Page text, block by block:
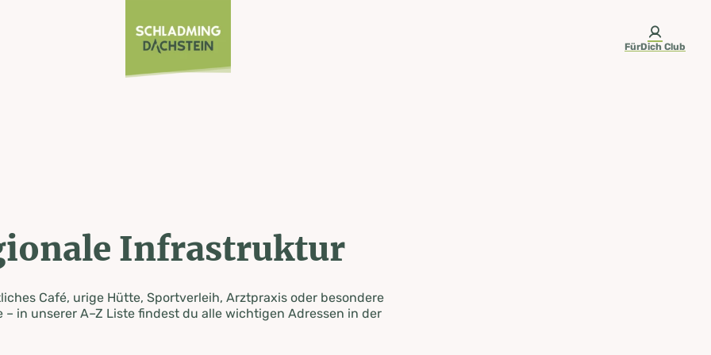
FürDich Club
Infrastruktur
Café, urige Hütte, Sportverleih, Arztpraxis oder besondere
– in unserer A–Z Liste findest du alle wichtigen Adressen in der